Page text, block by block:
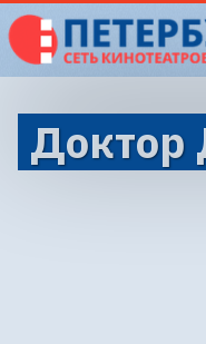
Доктор